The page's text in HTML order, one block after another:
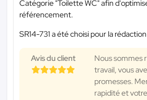
Catégorie "Toilette WC" afin
référencement.
SR14-731 a été choisi pour la
Avis du client
Nous sommes
travail, vous
promesses.
rapidité et votre